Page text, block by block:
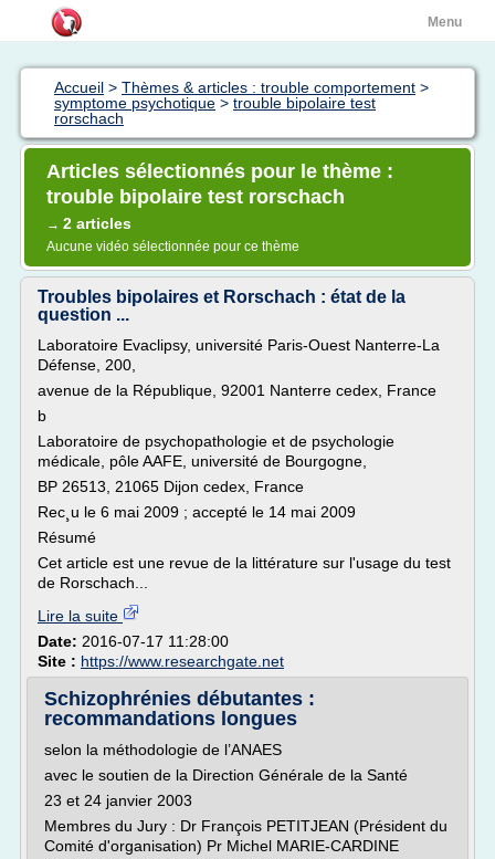
Menu
Accueil > Thèmes & articles : trouble comportement >
symptome psychotique > trouble bipolaire test
rorschach
Articles sélectionnés pour le thème :
trouble bipolaire test rorschach
→ 2 articles
Aucune vidéo sélectionnée pour ce thème
Troubles bipolaires et Rorschach : état de la
question ...
Laboratoire Evaclipsy, université Paris-Ouest Nanterre-La
Défense, 200,
avenue de la République, 92001 Nanterre cedex, France
b
Laboratoire de psychopathologie et de psychologie
médicale, pôle AAFE, université de Bourgogne,
BP 26513, 21065 Dijon cedex, France
Rec¸u le 6 mai 2009 ; accepté le 14 mai 2009
Résumé
Cet article est une revue de la littérature sur l'usage du test
de Rorschach...
Lire la suite
Date: 2016-07-17 11:28:00
Site : https://www.researchgate.net
Schizophrénies débutantes :
recommandations longues
selon la méthodologie de l’ANAES
avec le soutien de la Direction Générale de la Santé
23 et 24 janvier 2003
Membres du Jury : Dr François PETITJEAN (Président du
Comité d'organisation) Pr Michel MARIE-CARDINE